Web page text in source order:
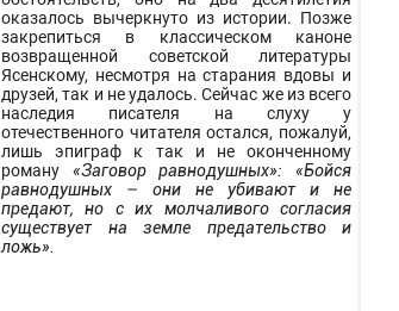
оказалось вычеркнуто из истории. Позже
закрепиться в классическом каноне
возвращенной советской литературы
Ясенскому, несмотря на старания вдовы и
друзей, так и не удалось. Сейчас же из всего
наследия писателя на слуху у
отечественного читателя остался, пожалуй,
лишь эпиграф к так и не оконченному
роману «Заговор равнодушных»: «Бойся
равнодушных – они не убивают и не
предают, но с их молчаливого согласия
существует на земле предательство и
ложь».